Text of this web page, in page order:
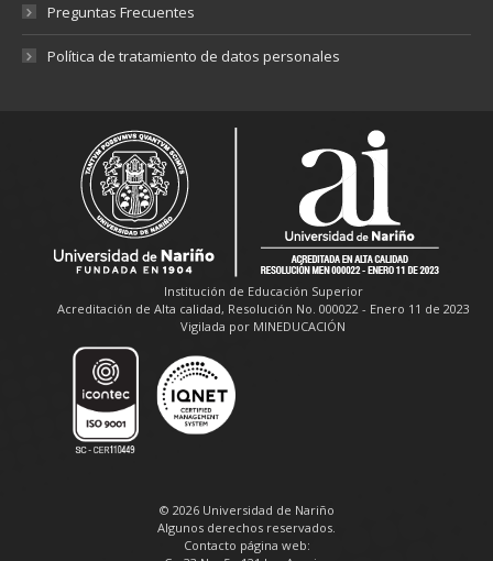
Preguntas Frecuentes
Política de tratamiento de datos personales
Institución de Educación Superior
Acreditación de Alta calidad, Resolución No. 000022 - Enero 11 de 2023
Vigilada por MINEDUCACIÓN
© 2026 Universidad de Nariño
Algunos derechos reservados.
Contacto página web: